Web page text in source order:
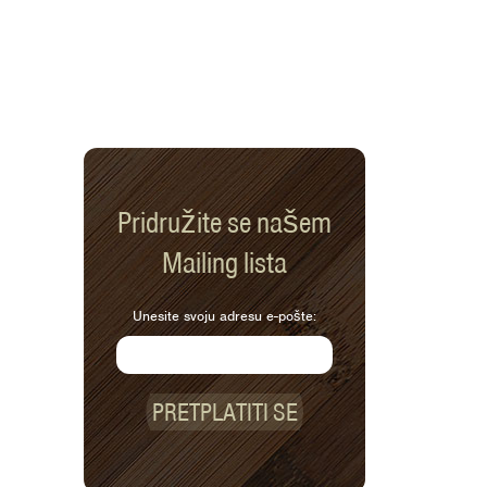
Pridružite se našem
Mailing lista
Unesite svoju adresu e-pošte:
PRETPLATITI SE